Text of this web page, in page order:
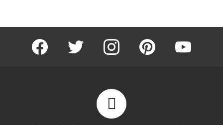
facebook twitter instagram pinterest youtube